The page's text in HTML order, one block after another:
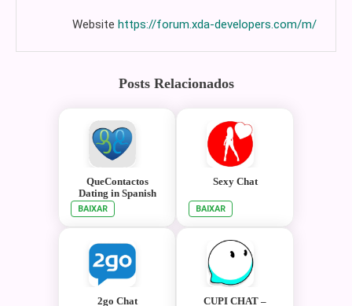
Website https://forum.xda-developers.com/m/
Posts Relacionados
QueContactos
Dating in Spanish
BAIXAR
Sexy Chat
BAIXAR
2go Chat
CUPI CHAT –